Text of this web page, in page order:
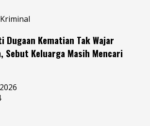
Dugaan Kematian Tak Wajar
Sebut Keluarga Masih Mencari